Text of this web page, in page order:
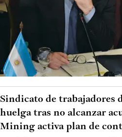
Sindicato de trabajadores
huelga tras no alcanzar
Mining activa plan de